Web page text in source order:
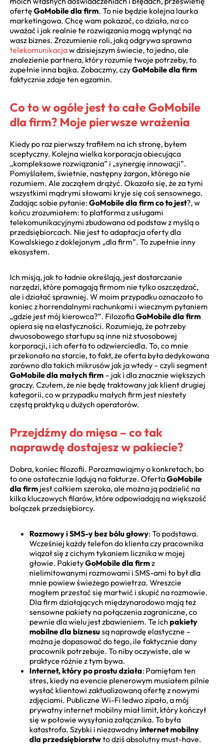
ofertę GoMobile dla firm. To nie będzie kolejna laurka
marketingowa. Chcę wam pokazać, co działa, na co
uważać i jak realnie te rozwiązania mogą wpłynąć na
wasz biznes. Zrozumienie roli, jaką odgrywa sprawna
telekomunikacjaw dzisiejszym świecie, to jedno, ale
znalezienie partnera, który rozumie twoje potrzeby, to
zupełnie inna bajka. Zobaczmy, czyGoMobile dla firm
faktycznie zdaje ten egzamin.
Co to w ogóle jest to całe GoMobile
dla firm? Moje pierwsze wrażenia
Kiedy po raz pierwszy trafiłem na ich stronę, byłem
sceptyczny. Kolejna wielka korporacja obiecująca
„kompleksowe rozwiązania” i „synergię innowacji”.
Pomyślałem, świetnie, następny żargon, którego nie
rozumiem. Ale zacząłem drążyć. Okazało się, że za tymi
wszystkimi mądrymi słowami kryje się coś sensownego.
Zadając sobie pytanie:GoMobile dla firm co to jest?, w
końcu zrozumiałem: to platforma z usługami
telekomunikacyjnymi zbudowana od podstaw z myślą o
przedsiębiorcach. Nie jest to adaptacja oferty dla
Kowalskiego z doklejonym „dla firm”. To zupełnie inny
ekosystem.
Ich misją, jak to ładnie określają, jest dostarczanie
narzędzi, które pomagają firmom nie tylko oszczędzać,
ale i działać sprawniej. W moim przypadku oznaczało to
koniec z horrendalnymi rachunkami i wiecznym pytaniem
„gdzie jest mój kierowca?”. FilozofiaGoMobile dla firm
opiera się na elastyczności. Rozumieją, że potrzeby
dwuosobowego startupu są inne niż stuosobowej
korporacji, i ich oferta to odzwierciedla. To, co mnie
przekonało na starcie, to fakt, że oferta była dedykowana
zarówno dla takich mikrusów jak ja wtedy – czyli segment
GoMobile dla małych firm – jak i dla znacznie większych
graczy. Czułem, że nie będę traktowany jak klient drugiej
kategorii, co w przypadku małych firm jest niestety
częstą praktyką u dużych operatorów.
Przejdźmy do mięsa – co tak
naprawdę dostajesz w pakiecie?
Dobra, koniec filozofii. Porozmawiajmy o konkretach, bo
to one ostatecznie lądują na fakturze. OfertaGoMobile
dla firm jest całkiem szeroka, ale można ją podzielić na
kilka kluczowych filarów, które odpowiadają na większość
bolączek przedsiębiorcy.
Rozmowy i SMS-y bez bólu głowy: To podstawa.
Wcześniej każdy telefon do klienta czy pracownika
wiązał się z cichym tykaniem licznika w mojej
głowie. PakietyGoMobile dla firmz
nielimitowanymi rozmowami i SMS-ami to był dla
mnie powiew świeżego powietrza. Wreszcie
mogłem przestać się martwić i skupić na rozmowie.
Dla firm działających międzynarodowo mają też
sensowne pakiety na połączenia zagraniczne, co
pewnie dla wielu jest zbawieniem. Te ich pakiety
mobilne dla biznesu są naprawdę elastyczne –
można je dopasować do tego, ile faktycznie dany
pracownik potrzebuje. To niby oczywiste, ale w
praktyce różnie z tym bywa.
Internet, który po prostu działa: Pamiętam ten
stres, kiedy na evencie plenerowym musiałem pilnie
wysłać klientowi zaktualizowaną ofertę z nowymi
zdjęciami. Publiczne Wi-Fi ledwo zipało, a mój
prywatny internet mobilny miał limit, który kończył
się w połowie wysyłania załącznika. To była
katastrofa. Szybki i niezawodnyinternet mobilny
dla przedsiębiorstwto dziś absolutny must-have.